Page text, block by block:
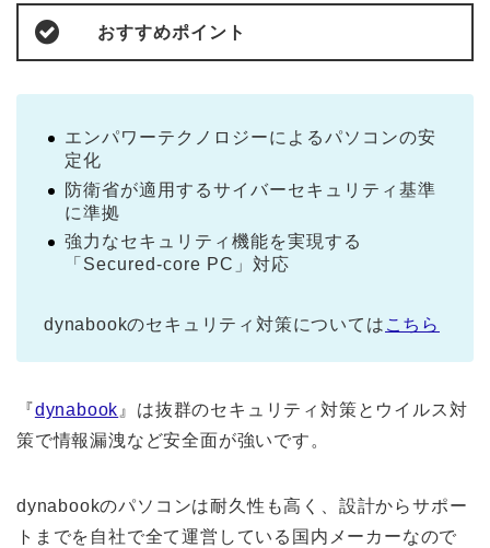
おすすめポイント
エンパワーテクノロジーによるパソコンの安
定化
防衛省が適用するサイバーセキュリティ基準
に準拠
強力なセキュリティ機能を実現する
「Secured-core PC」対応
dynabookのセキュリティ対策については こちら
『dynabook 』は抜群のセキュリティ対策とウイルス対
策で情報漏洩など安全面が強いです。
dynabookのパソコンは耐久性も高く、設計からサポー
トまでを自社で全て運営している国内メーカーなので